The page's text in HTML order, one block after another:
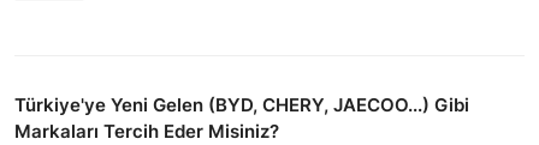
Türkiye'ye Yeni Gelen (BYD, CHERY, JAECOO...) Gibi
Markaları Tercih Eder Misiniz?